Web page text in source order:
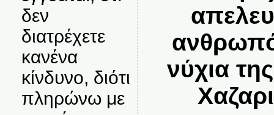
δεν
διατρέχετε
κανένα
κίνδυνο, διότι
πληρώνω με
νύχια